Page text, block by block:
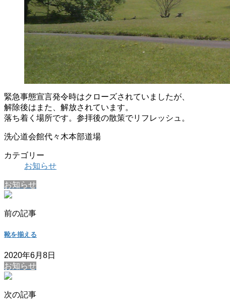
緊急事態宣言発令時はクローズされていましたが、
解除後はまた、解放されています。
落ち着く場所です。参拝後の散策でリフレッシュ。
洗心道会館代々木本部道場
カテゴリー
お知らせ
お知らせ
前の記事
靴を揃える
2020年6月8日
お知らせ
次の記事